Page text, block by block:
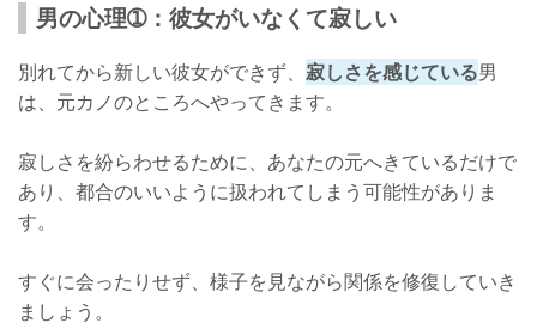
男の心理➀：彼女がいなくて寂しい
別れてから新しい彼女ができず、 寂しさを感じている男
は、元カノのところへやってきます。
寂しさを紛らわせるために、あなたの元へきているだけで
あり、都合のいいように扱われてしまう可能性がありま
す。
すぐに会ったりせず、様子を見ながら関係を修復していき
ましょう。